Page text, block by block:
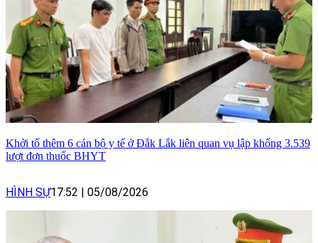
Khởi tố thêm 6 cán bộ y tế ở Đắk Lắk liên quan vụ lập khống 3.539
lượt đơn thuốc BHYT
HÌNH SỰ17:52 05/08/2026